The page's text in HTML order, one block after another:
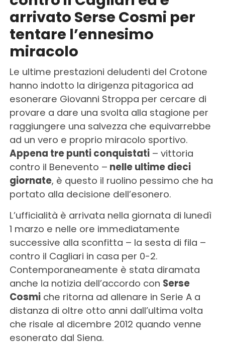
arrivato Serse Cosmi per
tentare l’ennesimo
miracolo
Le ultime prestazioni deludenti del Crotone
hanno indotto la dirigenza pitagorica ad
esonerare Giovanni Stroppa per cercare di
provare a dare una svolta alla stagione per
raggiungere una salvezza che equivarrebbe
ad un vero e proprio miracolo sportivo.
Appena tre punti conquistati– vittoria
contro il Benevento – nelle ultime dieci
giornate, è questo il ruolino pessimo che ha
portato alla decisione dell’esonero.
L’ufficialità è arrivata nella giornata di lunedì
1 marzo e nelle ore immediatamente
successive alla sconfitta – la sesta di fila –
contro il Cagliari in casa per 0-2.
Contemporaneamente è stata diramata
anche la notizia dell’accordo con Serse
Cosmiche ritorna ad allenare in Serie A a
distanza di oltre otto anni dall’ultima volta
che risale al dicembre 2012 quando venne
esonerato dal Siena.